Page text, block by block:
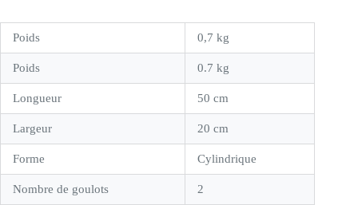
Poids 0,7 kg
Poids 0.7 kg
Longueur 50 cm
Largeur 20 cm
Forme Cylindrique
Nombre de goulots 2